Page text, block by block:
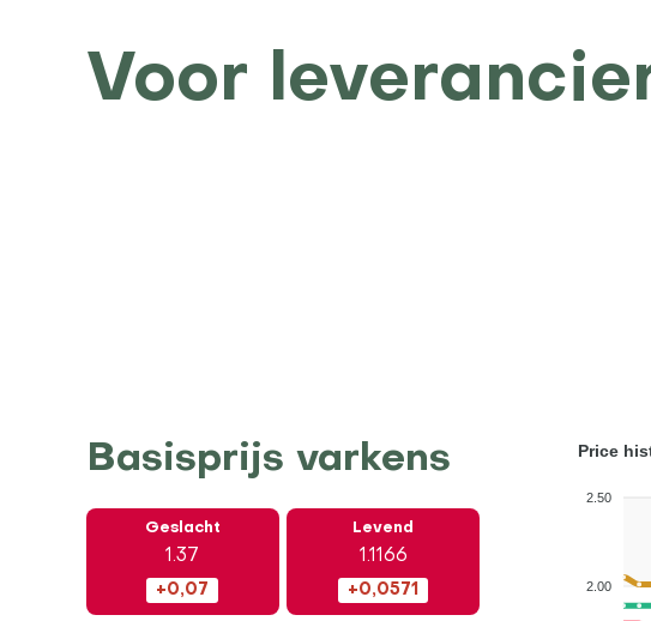
Voor
Basisprijs varkens
Geslacht
1.37
+0,07
Levend
1.1166
+0,0571
Price
2.50
2.00